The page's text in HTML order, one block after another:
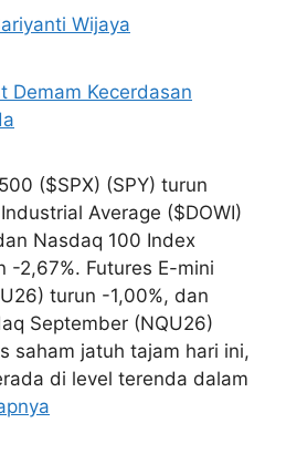
Wijaya
($SPX) (SPY) turun
Average ($DOWI)
Nasdaq 100 Index
-2,67%. Futures E-mini
turun -1,00%, dan
September (NQU26)
saham jatuh tajam hari ini,
di level terenda dalam